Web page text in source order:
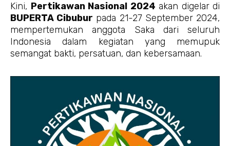
Kini, Pertikawan Nasional 2024 akan digelar di
BUPERTA Cibubur pada 21-27 September 2024,
mempertemukan anggota Saka dari seluruh
Indonesia dalam kegiatan yang memupuk
semangat bakti, persatuan, dan kebersamaan.